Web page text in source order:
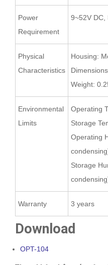
Power
Requirement
9~52V DC,
Physical
Characteristics
Housing:
Weight:
Environmental
Limits
Operating
Storage
Operating
Storage
Warranty 3 years
Download
OPT-104